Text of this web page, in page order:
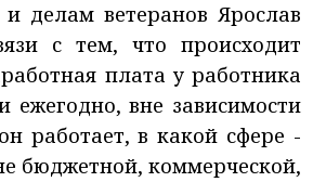
и делам ветеранов Ярослав
с тем, что происходит
плата у работника
ежегодно, вне зависимости
работает, в какой сфере -
бюджетной, коммерческой,